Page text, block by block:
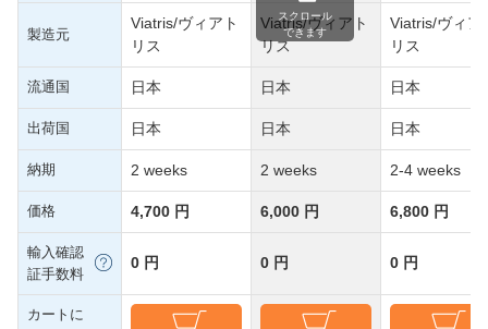
製造元
Viatris/ヴィアト
リス
Viatris/ヴィアト
リス
Viatris/ヴィア
リス
流通国 日本 日本 日本
出荷国 日本 日本 日本
納期 2 weeks 2 weeks 2-4 weeks
価格 4,700 円 6,000 円 6,800 円
輸入確認
証手数料
0 円 0 円 0 円
カートに
スクロール
できます